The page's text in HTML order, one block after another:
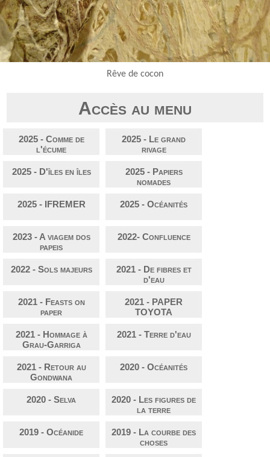
Rêve de cocon
Accès au menu
2025 - Comme de
l'écume
2025 - Le grand
rivage
2025 - D'îles en îles
2025 - Papiers
nomades
2025 - IFREMER 2025 - Océanités
2023 - A viagem dos
papeis
2022- Confluence
2022 - Sols majeurs
2021 - De fibres et
d'eau
2021 - Feasts on
paper
2021 - PAPER
TOYOTA
2021 - Hommage à
Grau-Garriga
2021 - Terre d'eau
2021 - Retour au
Gondwana
2020 - Océanités
2020 - Selva
2020 - Les figures de
la terre
2019 - Océanide
2019 - La courbe des
choses